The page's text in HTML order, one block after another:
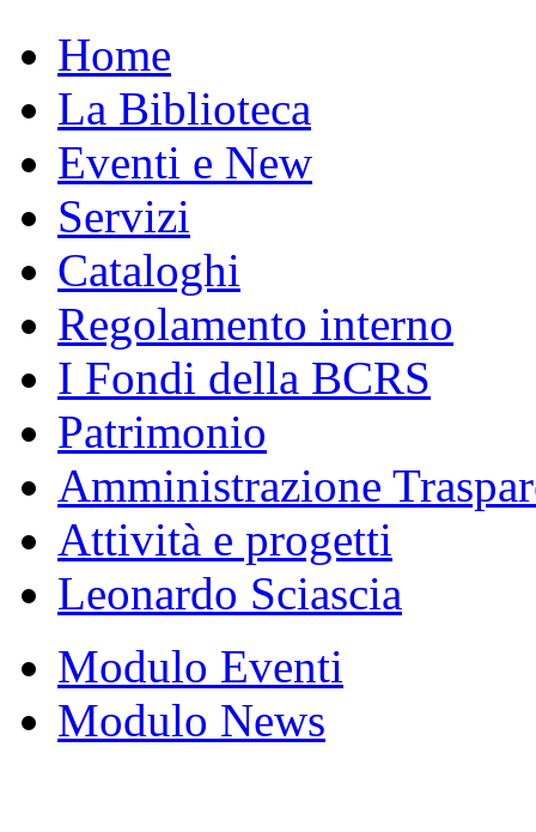
Home
La Biblioteca
Eventi e New
Servizi
Cataloghi
Regolamento interno
I Fondi della BCRS
Patrimonio
Amministrazione
Attività e progetti
Leonardo Sciascia
Modulo Eventi
Modulo News